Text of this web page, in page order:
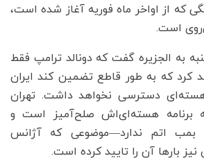
که از اواخر ماه فوریه آغاز شده است،
است.
به الجزیره گفت که دونالد ترامپ فقط
کرد که به طور قاطع تضمین کند ایران
دسترسی نخواهد داشت. تهران
برنامه هسته‌ای‌اش صلح‌آمیز است و
اتم ندارد—موضوعی که آژانس
نیز بارها آن را تایید کرده است.